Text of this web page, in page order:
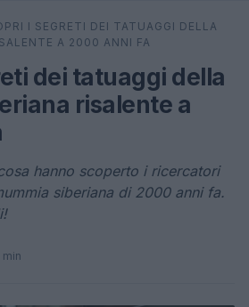
⌕ ×
I SEGRETI DEI TATUAGGI DELLA
A 2000 ANNI FA
dei tatuaggi della
risalente a
hanno scoperto i ricercatori
siberiana di 2000 anni fa.
min